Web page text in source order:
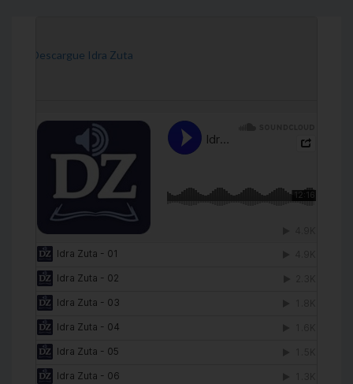
[Descargue Idra Zuta